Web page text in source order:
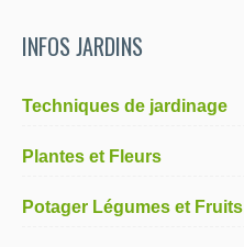
INFOS JARDINS
Techniques de jardinage
Plantes et Fleurs
Potager Légumes et Fruits